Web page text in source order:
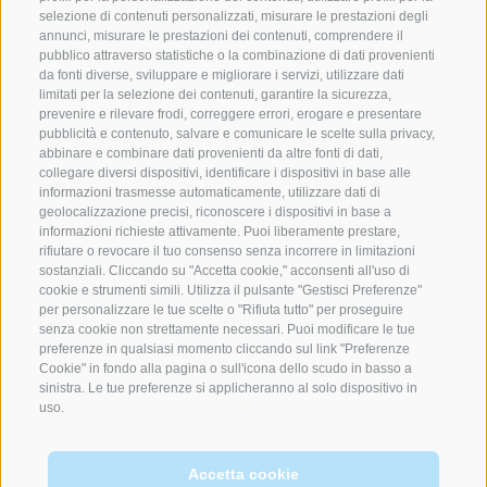
selezione di contenuti personalizzati, misurare le prestazioni degli
annunci, misurare le prestazioni dei contenuti, comprendere il
pubblico attraverso statistiche o la combinazione di dati provenienti
da fonti diverse, sviluppare e migliorare i servizi, utilizzare dati
limitati per la selezione dei contenuti, garantire la sicurezza,
prevenire e rilevare frodi, correggere errori, erogare e presentare
pubblicità e contenuto, salvare e comunicare le scelte sulla privacy,
abbinare e combinare dati provenienti da altre fonti di dati,
collegare diversi dispositivi, identificare i dispositivi in base alle
informazioni trasmesse automaticamente, utilizzare dati di
geolocalizzazione precisi, riconoscere i dispositivi in base a
informazioni richieste attivamente. Puoi liberamente prestare,
rifiutare o revocare il tuo consenso senza incorrere in limitazioni
sostanziali. Cliccando su "Accetta cookie," acconsenti all'uso di
cookie e strumenti simili. Utilizza il pulsante "Gestisci Preferenze"
per personalizzare le tue scelte o "Rifiuta tutto" per proseguire
senza cookie non strettamente necessari. Puoi modificare le tue
preferenze in qualsiasi momento cliccando sul link "Preferenze
Cookie" in fondo alla pagina o sull'icona dello scudo in basso a
sinistra. Le tue preferenze si applicheranno al solo dispositivo in
uso.
Accetta cookie
I tuoi vantaggi presso il castel Rodengo
mySummercard:Accessi illimitati alle visite
guidate
01.05-30.09.2026
Ogni giorno (escluso Sabato) solo visite guidate
alle ore 11.30 e alle ore 14.30
Vill 1
39039 Rodengo
0472 454 044
schloss.rodenegg@gmail.com